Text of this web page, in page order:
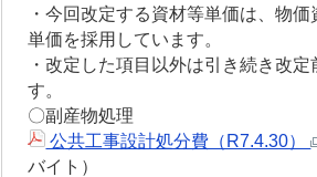
・今回改定する資材等単価は、物
単価を採用しています。
・改定した項目以外は引き続き改定
す。
〇副産物処理
公共工事設計処分費（R7.4.30）
バイト）